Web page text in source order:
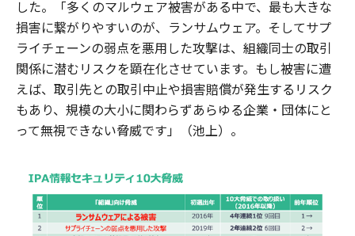
した。「多くのマルウェア被害がある中で、最も大きな
損害に繋がりやすいのが、ランサムウェア。そしてサプ
ライチェーンの弱点を悪用した攻撃は、組織同士の取引
関係に潜むリスクを顕在化させています。もし被害に遭
えば、取引先との取引中止や損害賠償が発生するリスク
もあり、規模の大小に関わらずあらゆる企業・団体にと
って無視できない脅威です」（池上）。